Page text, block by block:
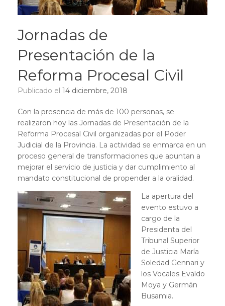
Jornadas de
Presentación de la
Reforma Procesal Civil
Publicado el 14 diciembre, 2018
Con la presencia de más de 100 personas, se
realizaron hoy las Jornadas de Presentación de la
Reforma Procesal Civil organizadas por el Poder
Judicial de la Provincia. La actividad se enmarca en un
proceso general de transformaciones que apuntan a
mejorar el servicio de justicia y dar cumplimiento al
mandato constitucional de propender a la oralidad.
La apertura del
evento estuvo a
cargo de la
Presidenta del
Tribunal Superior
de Justicia María
Soledad Gennari y
los Vocales Evaldo
Moya y Germán
Busamia.